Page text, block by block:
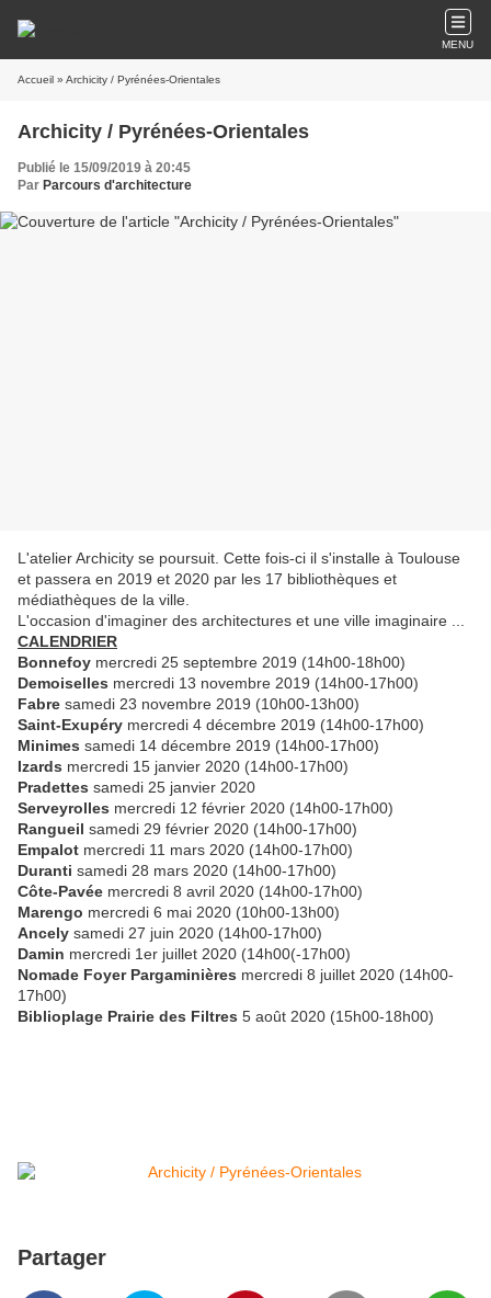
MENU
Accueil » Archicity / Pyrénées-Orientales
Archicity / Pyrénées-Orientales
Publié le 15/09/2019 à 20:45
Par Parcours d'architecture
L'atelier Archicity se poursuit. Cette fois-ci il s'installe à Toulouse
et passera en 2019 et 2020 par les 17 bibliothèques et
médiathèques de la ville.
L'occasion d'imaginer des architectures et une ville imaginaire ...
CALENDRIER
Bonnefoy mercredi 25 septembre 2019 (14h00-18h00)
Demoiselles mercredi 13 novembre 2019 (14h00-17h00)
Fabre samedi 23 novembre 2019 (10h00-13h00)
Saint-Exupéry mercredi 4 décembre 2019 (14h00-17h00)
Minimes samedi 14 décembre 2019 (14h00-17h00)
Izards mercredi 15 janvier 2020 (14h00-17h00)
Pradettes samedi 25 janvier 2020
Serveyrolles mercredi 12 février 2020 (14h00-17h00)
Rangueil samedi 29 février 2020 (14h00-17h00)
Empalot mercredi 11 mars 2020 (14h00-17h00)
Duranti samedi 28 mars 2020 (14h00-17h00)
Côte-Pavée mercredi 8 avril 2020 (14h00-17h00)
Marengo mercredi 6 mai 2020 (10h00-13h00)
Ancely samedi 27 juin 2020 (14h00-17h00)
Damin mercredi 1er juillet 2020 (14h00(-17h00)
Nomade Foyer Pargaminières mercredi 8 juillet 2020 (14h00-
17h00)
Biblioplage Prairie des Filtres 5 août 2020 (15h00-18h00)
Partager